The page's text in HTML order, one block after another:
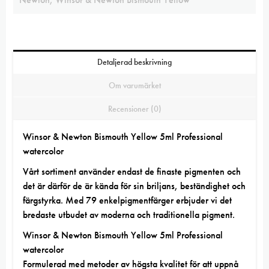
Detaljerad beskrivning
Om varumärket
Recensioner (0)
Winsor & Newton Bismouth Yellow 5ml Professional
watercolor
Vårt sortimentanvänder endast de finaste pigmenten och
det är därför de är kända för sin briljans, beständighet och
färgstyrka. Med 79 enkelpigmentfärger erbjuder vi det
bredaste utbudet av moderna och traditionella pigment.
Winsor & Newton Bismouth Yellow 5ml Professional
watercolor
Formulerad med metoder av högsta kvalitet för att uppnå